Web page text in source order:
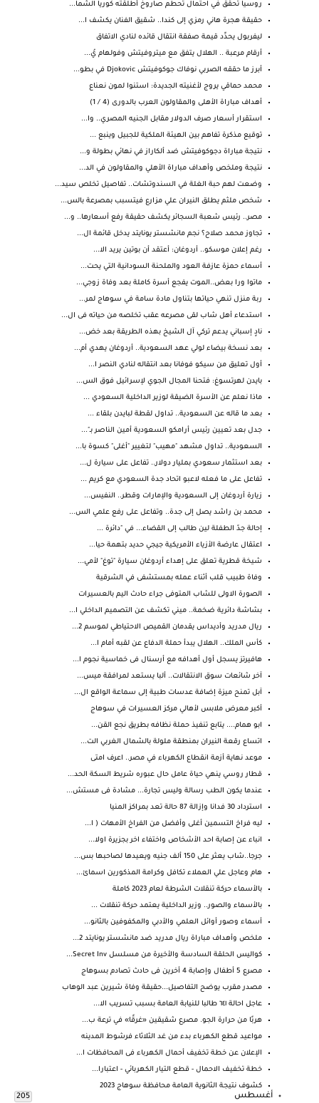
روسيا تحقق في احتمال تحطم صاروخ أطلقته كوريا الشما...
حقيقة هجرة هاني رمزي إلى كندا.. شقيق الفنان يكشف ا...
ليفربول يحدِّد قيمة صفقة انتقال قائده لنادي الاتفاق
أرقام مرعبة .. الهلال يتفق مع ميتروفيتش وفولهام يُ...
أبرز ما حققه الصربي نوفاك جوكوفيتش Djokovic في بطو...
محمد حماقي يروج لأغنيته الجديدة: استنوا لمون نعناع
أهداف مباراة الأهلى والمقاولون العرب بالدورى (4 / 1)
استقرار أسعار صرف الدولار مقابل الجنيه المصري.. وا...
توقيع مذكرة تفاهم بين الهيئة الملكية للجبيل وينبع ...
نتيجة مباراة دجوكوفيتش ضد ألكاراز في نهائي بطولة و...
نتيجة وملخص وأهداف مباراة الأهلي والمقاولون في الد...
وضعت لهم حبة الغلة في السندوتشات.. تفاصيل تخلص سيد...
شخص ملثم يطلق النيران علي مزارع فيتسبب بمصرعة بالس...
مصر.. رئيس شعبة السجائر يكشف حقيقة رفع أسعارها.. و...
تجاوز محمد صلاح؟ نجم مانشستر يونايتد يدخل قائمة ال...
رغم إعلان موسكو.. أردوغان: أعتقد أن بوتين يريد الا...
أسماء حمزة عازفة العود والملحنة السودانية التي يحت...
ماتوا ورا بعض..الموت يفجع أسرة كاملة بعد وفاة زوجي...
ربة منزل تنهي حياتها بتناول مادة سامة في سوهاج لمر...
استدعاء أهل شاب لقى مصرعه عقب تخلصه من حياته فى ال...
نادٍ إسباني يدعم تركي آل الشيخ بهذه الطريقة بعد خض...
بعد نسخة بيضاء لولي عهد السعودية.. أردوغان يهدي أم...
أول تعليق من سيكو فوفانا بعد انتقاله لنادي النصر ا...
بايدن لهرتسوغ: فتحنا المجال الجوي لإسرائيل فوق الس...
ماذا نعلم عن الأسرة الضيقة لوزير الداخلية السعودي ...
بعد ما قاله عن السعودية.. تداول لقطة لبايدن بلقاء ...
جدل بعد تعيين رئيس أرامكو السعودية أمين الناصر بـ"...
السعودية.. تداول مشهد "مهيب" لتغيير "أغلى" كسوة با...
بعد استثمار سعودي بمليار دولار.. تفاعل على سيارة ل...
تفاعل على ما فعله لاعبو اتحاد جدة السعودي مع كريم ...
زيارة أردوغان إلى السعودية والإمارات وقطر.. النفيس...
محمد بن راشد يصل إلى جدة.. وتفاعل على رفع علمي الس...
إحالة جدّ الطفلة لين طالب إلى القضاء... في "دائرة ...
اعتقال عارضة الأزياء الأمريكية جيجي حديد بتهمة حيا...
شيخة قطرية تعلق على إهداء أردوغان سيارة "توغ" لأمي...
وفاة طبيب قلب أثناء عمله بمستشفى في الشرقية
الصورة الاولى للشاب المتوفى جراء حادث اليم بالعسيرات
بشاشة دائرية ضخمة.. ميني تكشف عن التصميم الداخلي ا...
ريال مدريد وأديداس يقدمان القميص الاحتياطي لموسم 2...
كأس الملك.. الهلال يبدأ حملة الدفاع عن لقبه أمام ا...
هافيرتز يسجل أول أهدافه مع أرسنال فى خماسية نجوم ا...
آخر شائعات سوق الانتقالات.. ألبا يستعد لمرافقة ميس...
آبل تمنح ميزة إضافة عدسات طبية إلى سماعة الواقع ال...
أكبر معرض ملابس لأهالي مركز العسيرات في سوهاج
ابو همام.... يتابع تنفيذ حملة نظافه بطريق نجع القن...
اتساع رقعة النيران بمنطقة ملولة بالشمال الغربي الت...
موعد نهاية أزمة انقطاع الكهرباء في مصر.. اعرف امتى
قطار روسي ينهي حياة عامل حال عبوره شريط السكة الحد...
عندما يكون الطب رسالة وليس تجارة... مشادة فى مستش...
استرداد 30 فدانا وإزالة 87 حالة تعد بمراكز المنيا
ليه فراخ التسمين أغلى وأفضل من الفراخ الأمهات ( ا...
انباء عن إصابة احد الأشخاص واختفاء اخر بجزيرة اولا...
جرجا..شاب يعثر على 150 ألف جنيه ويعيدها لصاحبها بس...
هام وعاجل علي العملاء تكافل وكرامة المذكورين اسمائ...
بالأسماء حركة تنقلات الشرطة لعام 2023 كاملة
بالأسماء والصور.. وزير الداخلية يعتمد حركة تنقلات ...
أسماء وصور أوائل العلمي والأدبي والمكفوفين بالثانو...
ملخص وأهداف مباراة ريال مدريد ضد مانشستر يونايتد 2...
كواليس الحلقة السادسة والأخيرة من مسلسل Secret Inv...
مصرع 5 أطفال وإصابة 4 أخرين فى حادث تصادم بسوهاج
مصدر مقرب يوضح التفاصيل...حقيقة وفاة شيرين عبد الوهاب
عاجل احالة ٦٤١ طالبا للنيابة العامة بسبب تسريب الا...
هربًا من حرارة الجو. مصرع شقيقين «غرقًا» في ترعة ب...
مواعيد قطع الكهرباء بدء من غد الثلاثاء فرشوط المدينه
الإعلان عن خطة تخفيف أحمال الكهرباء فى المحافظات ا...
خطة تخفيف الاحمال - قطع التيار الكهربائي - اعتبارا...
كشوف نتيجة الثانوية العامة محافظة سوهاج 2023
أغسطس 205